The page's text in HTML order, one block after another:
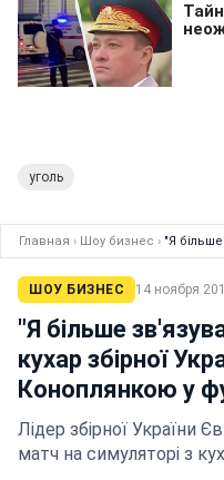
уголь
Главная › Шоу бизнес › "Я
ШОУ БИЗНЕС 14 ноября
"Я більше
кухар збірної
Коноплянкою у
Лідер збірної України
матч на симуляторі з